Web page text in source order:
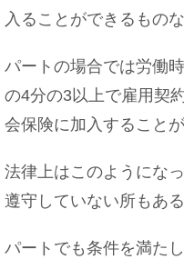
中卒でも結
ついて
カナヘビを
いて理解し
入ることができるもの
パートの場合では労働
の4分の3以上で雇用契
会保険に加入することが
法律上はこのようにな
遵守していない所もあ
パートでも条件を満た